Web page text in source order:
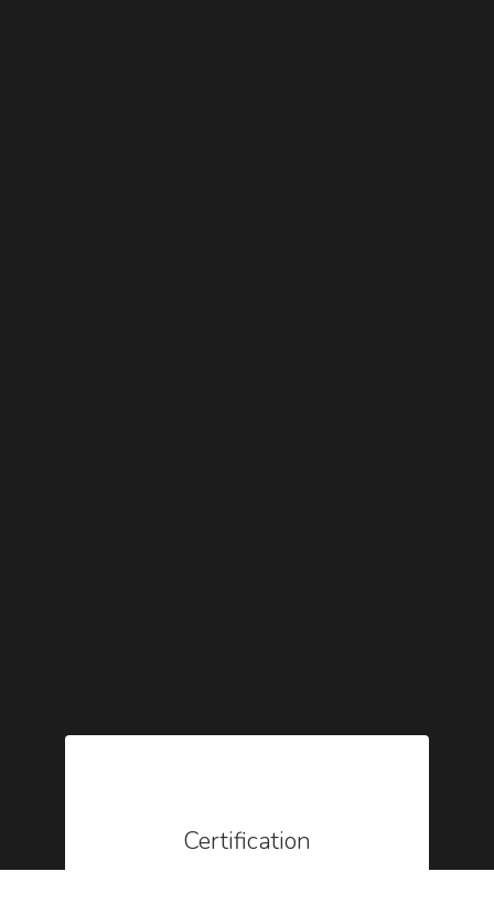
Certification